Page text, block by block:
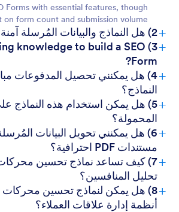
Forms with essential features, though
on form count and submission volume.
+2) هل النماذج والبيانات المُرسلة آمنة؟
+
knowledge to build a SEO
Form?
+
4) هل يمكنني تحصيل المدفوعات
النماذج؟
+ 5) هل يمكن استخدام هذه النماذج
المحمولة؟
+
6) هل يمكنني تحويل البيانات
مستندات PDF احترافية؟
+ 7) كيف تساعد نماذج تحسين
تحليل المنافسين؟
+ 8) هل يمكن لنماذج تحسين محركات
أنظمة إدارة علاقات العملاء؟